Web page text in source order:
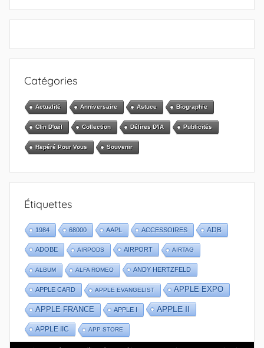
Catégories
Actualité Anniversaire Astuce Biographie
Clin D'œil Collection Délires D'IA Publicités
Repéré Pour Vous Souvenir
Étiquettes
1984 68000 AAPL ACCESSOIRES ADB
ADOBE AIRPODS AIRPORT AIRTAG
ALBUM ALFA ROMEO ANDY HERTZFELD
APPLE CARD APPLE EVANGELIST APPLE EXPO
APPLE FRANCE APPLE I APPLE II
APPLE IIC APP STORE